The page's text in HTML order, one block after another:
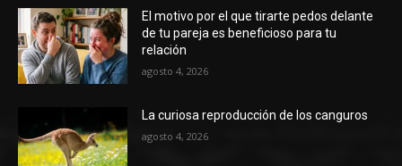
El motivo por el que tirarte pedos delante
de tu pareja es beneficioso para tu
relación
agosto 4, 2026
La curiosa reproducción de los canguros
agosto 4, 2026